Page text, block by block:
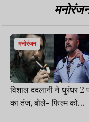
मनोरंजन
विशाल ददलानी ने धुरंधर 2
का तंज, बोले- फिल्म को
मनोरंजन की तरह देखें,